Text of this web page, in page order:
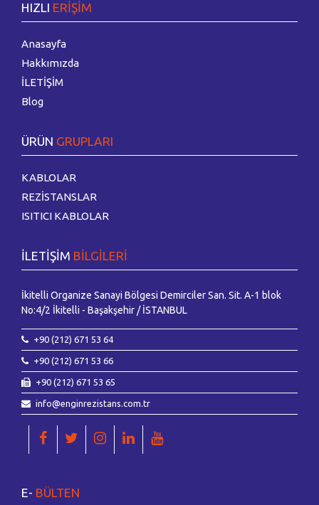
HIZLI ERİŞİM
Anasayfa
Hakkımızda
İLETİŞİM
Blog
ÜRÜN GRUPLARI
KABLOLAR
REZİSTANSLAR
ISITICI KABLOLAR
İLETİŞİM BİLGİLERİ
İkitelli Organize Sanayi Bölgesi Demirciler San. Sit. A-1 blok
No:4/2 İkitelli - Başakşehir / İSTANBUL
+90 (212) 671 53 64
+90 (212) 671 53 66
+90 (212) 671 53 65
info@enginrezistans.com.tr
E- BÜLTEN